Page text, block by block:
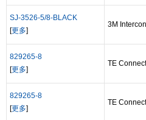
SJ-3526-5/8-BLACK
[更多]
3M
829265-8
[更多]
TE
829265-8
[更多]
TE